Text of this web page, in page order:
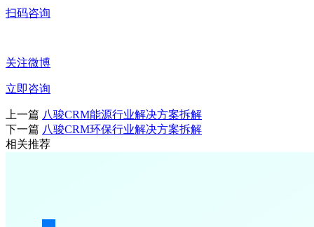
扫码咨询
关注微博
立即咨询
上一篇 八骏CRM能源行业解决方案拆解
下一篇 八骏CRM环保行业解决方案拆解
相关推荐